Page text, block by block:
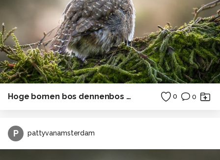
Hoge bomen bos dennenbos Duitsland 0 0
P pattyvanamsterdam